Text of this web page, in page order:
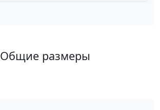
Общие размеры